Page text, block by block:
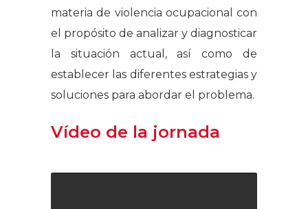
materia de violencia ocupacional con
el propósito de analizar y diagnosticar
la situación actual, así como de
establecer las diferentes estrategias y
soluciones para abordar el problema.
Vídeo de la jornada